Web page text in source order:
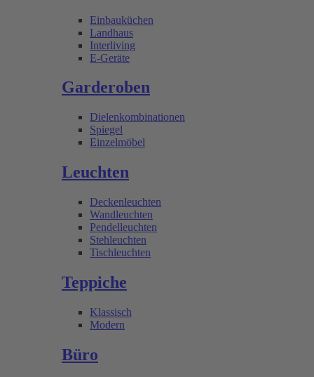
Einbauküchen
Landhaus
Interliving
E-Geräte
Garderoben
Dielenkombinationen
Spiegel
Einzelmöbel
Leuchten
Deckenleuchten
Wandleuchten
Pendelleuchten
Stehleuchten
Tischleuchten
Teppiche
Klassisch
Modern
Büro